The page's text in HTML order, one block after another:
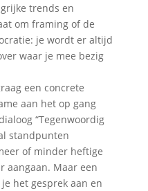
trends en
om framing of de
je wordt er altijd
waar je mee bezig
een concrete
aan het op gang
“Tegenwoordig
standpunten
of minder heftige
aangaan. Maar een
het gesprek aan en